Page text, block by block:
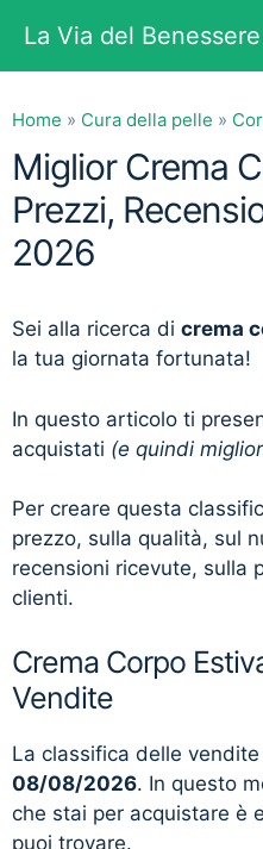
contenuto
La Via del Benessere
Home » Cura della pelle »
Miglior Crema
Prezzi,
2026
Sei alla ricerca di crema
la tua giornata fortunata!
In questo articolo ti
acquistati (e quindi
Per creare questa
prezzo, sulla qualità, sul
recensioni ricevute, sulla
clienti.
Crema Corpo
Vendite
La classifica delle
08/08/2026. In questo
che stai per acquistare è
puoi trovare.